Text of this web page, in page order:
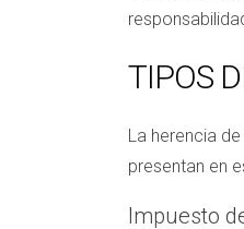
TIPOS
La herencia
presentan en
Impuesto